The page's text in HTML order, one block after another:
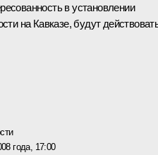
в установлении
на Кавказе, будут
года, 17:00